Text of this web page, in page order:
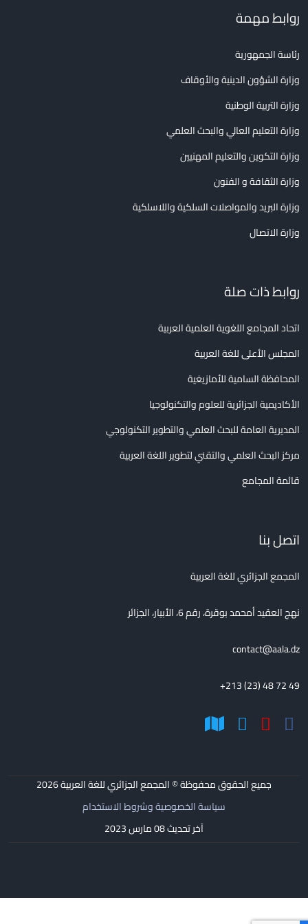
روابط مهمة
رئاسة الجمهورية
وزارة الشؤون الدينية والأوقاف
وزارة التربية الوطنية
وزارة التعليم العالي والبحث العلمي
وزارة التكوين والتعليم المهنيين
وزارة الثقافة و الفنون
وزارة البريد والمواصلات السلكية واللاسلكية
وزارة الاتصال
روابط ذات صلة
اتحاد المجامع اللغوية العلمية العربية
المجلس الأعلى للغة العربية
المحافظة السامية للأمازيغية
الأكاديمية الجزائرية للعلوم والتكنولوجيا
المديرية العامة للبحث العلمي والتطوير التكنولوجي
مركز البحث العلمي والتقني لتطوير اللغة العربية
قائمة المجامع
اتصل بنا
المجمع الجزائري للغة العربية
نهج العقيد أمحمد بوقرة، رقم 6، الأبيار، الجزائر
contact@aala.dz
+213 (23) 48 72 49
جميع الحقوق محفوظة © المجمع الجزائري للغة العربية2026
سياسة الخصوصية وشروط الاستخدام
آخر تحديث 08 مارس 2023